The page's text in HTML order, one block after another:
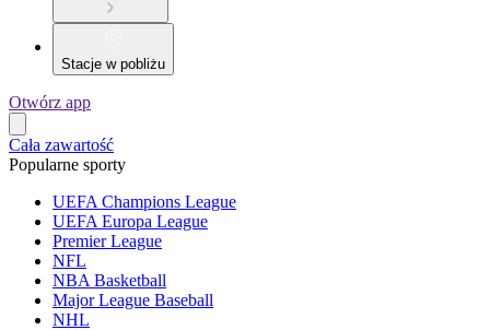
Stacje w pobliżu
Otwórz app
Cała zawartość
Popularne sporty
UEFA Champions League
UEFA Europa League
Premier League
NFL
NBA Basketball
Major League Baseball
NHL